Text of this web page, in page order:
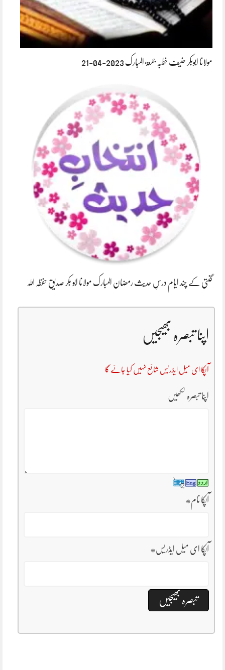
مولانا ابوبکر حنیف خطبہ جمعۃ المبارک 2023-04-21
گنتی کے چند ایام درسِ حدیث رمضان المبارک مولانا ابو بکر صدیق حفظہ اللہ
اپنا تبصرہ بھیجیں
آپکا ای میل ایڈریس شائع نہیں کیا جائے گا
اپنا تبصرہ لکھیں
آپکا نام*
آپکا ای میل ایڈریس*